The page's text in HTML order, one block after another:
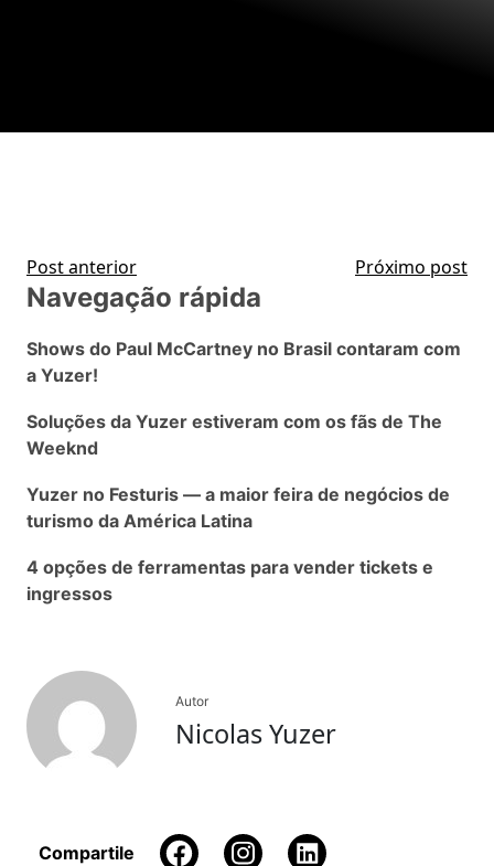
Post anterior Próximo post
Navegação rápida
Shows do Paul McCartney no Brasil contaram com
a Yuzer!
Soluções da Yuzer estiveram com os fãs de The
Weeknd
Yuzer no Festuris — a maior feira de negócios de
turismo da América Latina
4 opções de ferramentas para vender tickets e
ingressos
Autor
Nicolas Yuzer
Compartile